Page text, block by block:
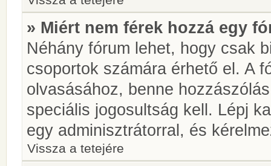
» Miért nem férek hozzá egy
Néhány fórum lehet, hogy csak
csoportok számára érhető el. A
olvasásához, benne
speciális jogosultság kell. Lépj
egy adminisztrátorral, és
Vissza a tetejére